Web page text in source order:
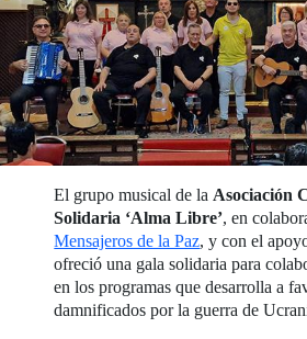
El grupo musical de la Asociación
Solidaria ‘Alma Libre’, en
Mensajeros de la Paz, y con el
ofreció una gala solidaria para
en los programas que desarrolla a
damnificados por la guerra de